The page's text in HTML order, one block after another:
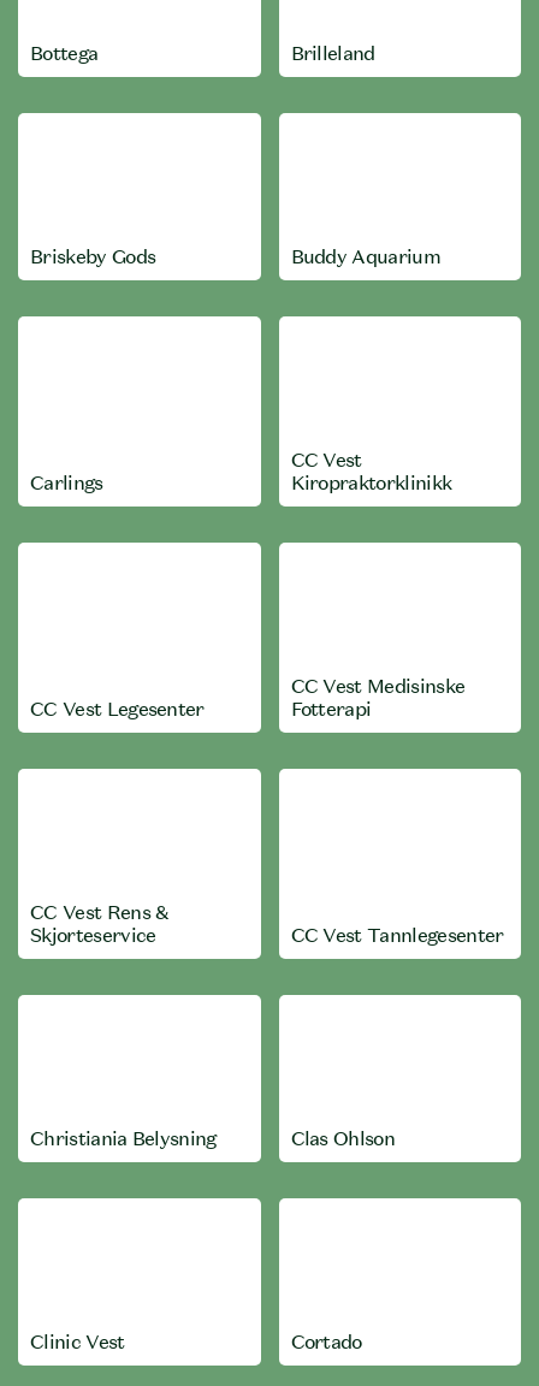
Bottega Brilleland
Briskeby Gods Buddy Aquarium
Carlings
CC Vest
Kiropraktorklinikk
CC Vest Legesenter
CC Vest Medisinske
Fotterapi
CC Vest Rens &
Skjorteservice
CC Vest Tannlegesenter
Christiania Belysning Clas Ohlson
Clinic Vest Cortado